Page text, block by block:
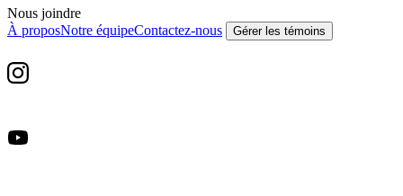
Nous joindre
À proposNotre équipeContactez-nous Gérer les témoins